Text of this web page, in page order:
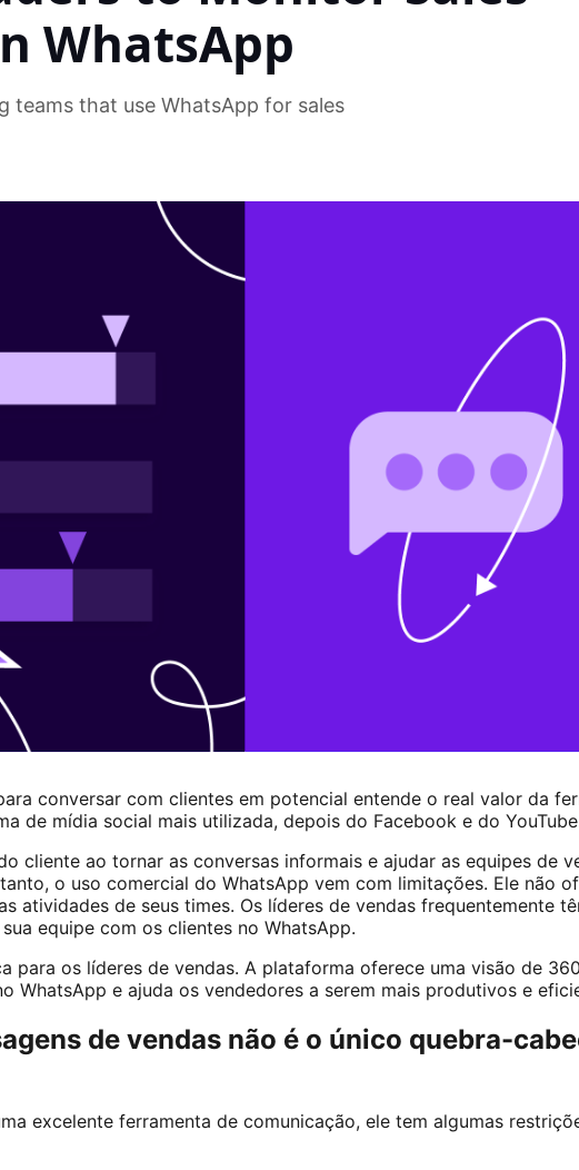
WhatsApp
teams that use WhatsApp for sales
conversar com clientes em potencial entende o real valor da
de mídia social mais utilizada, depois do Facebook e do
cliente ao tornar as conversas informais e ajudar as equipes de
o uso comercial do WhatsApp vem com limitações. Ele não
atividades de seus times. Os líderes de vendas frequentemente
equipe com os clientes no WhatsApp.
para os líderes de vendas. A plataforma oferece uma visão de
WhatsApp e ajuda os vendedores a serem mais produtivos e
de vendas não é o único quebra-
excelente ferramenta de comunicação, ele tem algumas